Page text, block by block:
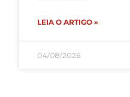
LEIA O ARTIGO »
04/08/2026